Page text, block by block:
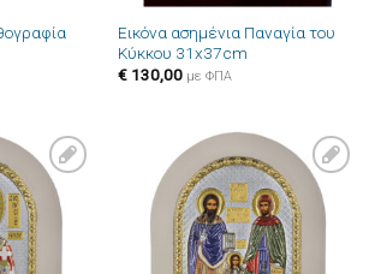
Εικόνα ασημένια Παναγία του
Κύκκου 31x37cm
€130,00 με ΦΠΑ
Πρόσθήκη
στην λίστα
επιθυμιών
Πρόσθήκη
στην λίστα
επιθυμιών